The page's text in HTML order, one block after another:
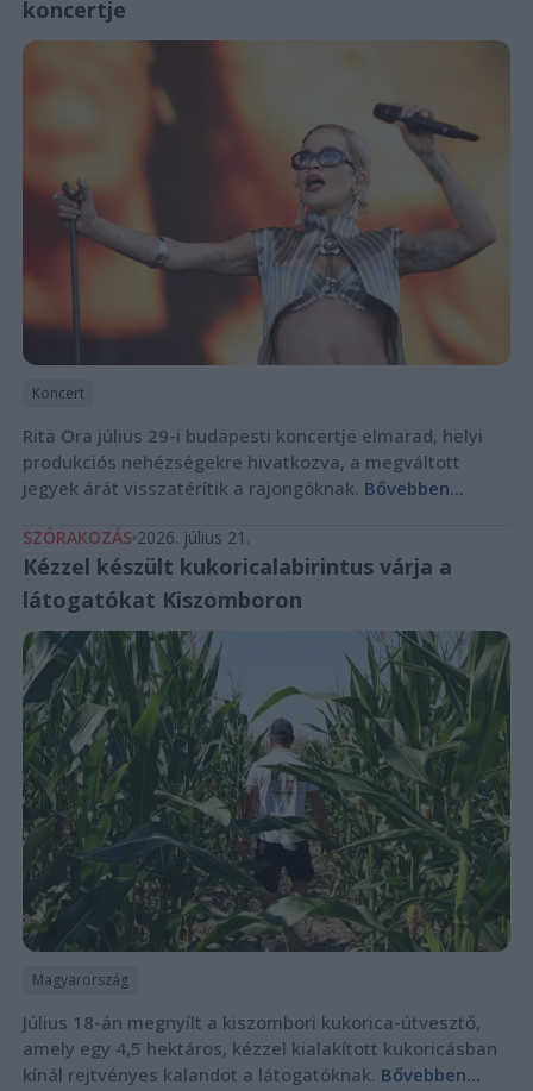
koncertje
Koncert
Rita Ora július 29-i budapesti koncertje elmarad, helyi
produkciós nehézségekre hivatkozva, a megváltott
jegyek árát visszatérítik a rajongóknak. Bővebben...
SZÓRAKOZÁS 2026. július 21.
Kézzel készült kukoricalabirintus várja a
látogatókat Kiszomboron
Magyarország
Július 18-án megnyílt a kiszombori kukorica-útvesztő,
amely egy 4,5 hektáros, kézzel kialakított kukoricásban
kínál rejtvényes kalandot a látogatóknak. Bővebben...